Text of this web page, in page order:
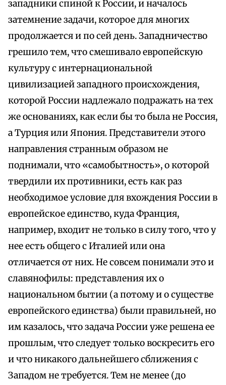
западники спиной к России, и началось
затемнение задачи, которое для многих
продолжается и по сей день. Западничество
грешило тем, что смешивало европейскую
культуру с интернациональной
цивилизацией западного происхождения,
которой России надлежало подражать на тех
же основаниях, как если бы то была не Россия,
а Турция или Япония. Представители этого
направления странным образом не
поднимали, что «самобытность», о которой
твердили их противники, есть как раз
необходимое условие для вхождения России в
европейское единство, куда Франция,
например, входит не только в силу того, что у
нее есть общего с Италией или она
отличается от них. Не совсем понимали это и
славянофилы: представления их о
национальном бытии (а потому и о существе
европейского единства) были правильней, но
им казалось, что задача России уже решена ее
прошлым, что следует только воскресить его
и что никакого дальнейшего сближения с
Западом не требуется. Тем не менее (до